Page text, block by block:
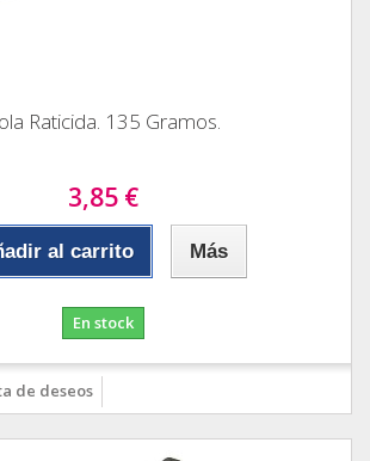
Raticida. 135 Gramos.
3,85 €
al carrito Más
En stock
de deseos